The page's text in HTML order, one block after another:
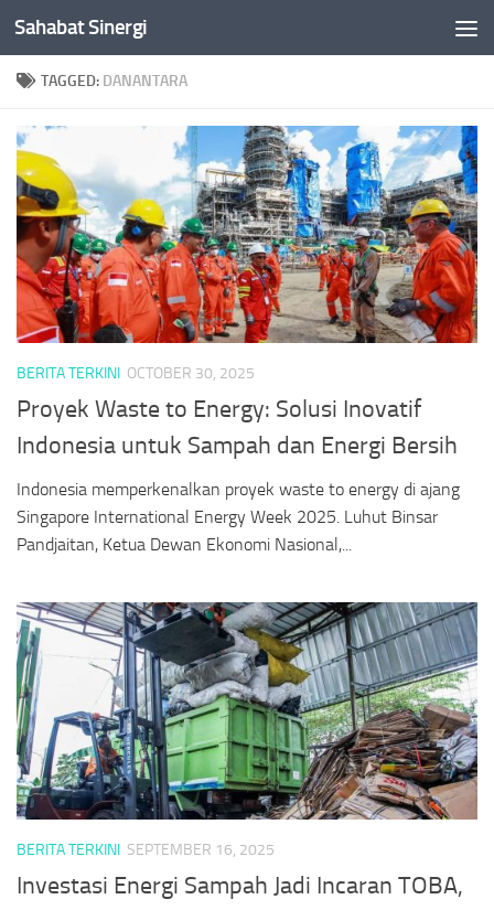
Skip to content
Sahabat Sinergi
TAGGED: DANANTARA
BERITA TERKINI OCTOBER 30, 2025
Proyek Waste to Energy: Solusi Inovatif
Indonesia untuk Sampah dan Energi Bersih
Indonesia memperkenalkan proyek waste to energy di ajang
Singapore International Energy Week 2025. Luhut Binsar
Pandjaitan, Ketua Dewan Ekonomi Nasional,...
BERITA TERKINI SEPTEMBER 16, 2025
Investasi Energi Sampah Jadi Incaran TOBA,